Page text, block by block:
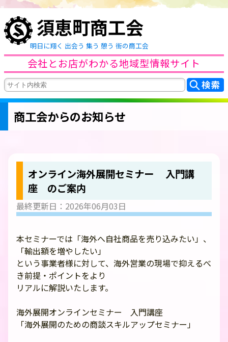
須恵町商工会
明日に翔く 出会う 集う 憩う 街の商工会
会社とお店がわかる地域型情報サイト
商工会からのお知らせ
オンライン海外展開セミナー 入門講
座 のご案内
最終更新日：2026年06月03日
本セミナーでは「海外へ自社商品を売り込みたい」、
「輸出額を増やしたい」
という事業者様に対して、海外営業の現場で抑えるべ
き前提・ポイントをより
リアルに解説いたします。
海外展開オンラインセミナー 入門講座
「海外展開のための商談スキルアップセミナー」